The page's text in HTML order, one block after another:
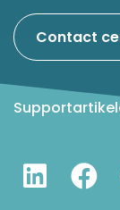
Contact